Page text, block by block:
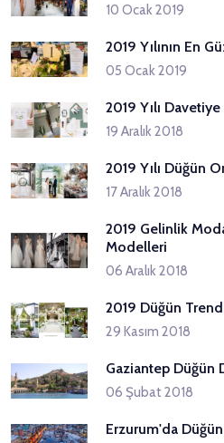
10 Ocak 2019
2019 Yılının En
05 Ocak 2019
2019 Yılı
19 Aralık 2018
2019 Yılı Düğün
17 Aralık 2018
2019 Gelinlik
Modelleri
06 Aralık 2018
2019 Düğün
29 Kasım 2018
Gaziantep Düğün
06 Şubat 2018
Erzurum'da